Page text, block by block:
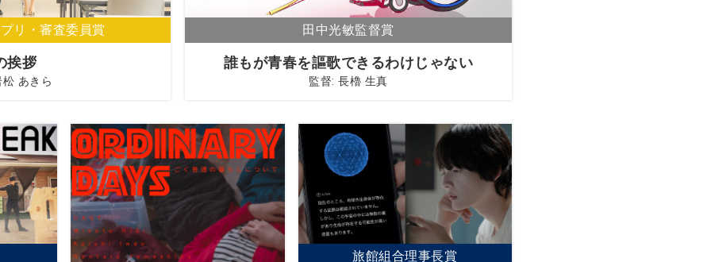
挨拶
あきら
誰もが青春を謳歌できるわけじゃない
監督: 長櫓 生真